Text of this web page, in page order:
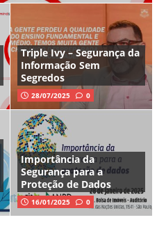
Triple Ivy – Segurança da
Informação Sem
Segredos
28/07/2025 0
Importância da
Segurança para a
Proteção de Dados
16/01/2025 0